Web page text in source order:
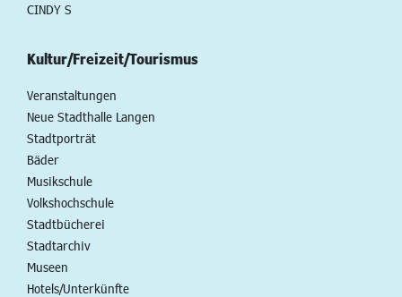
CINDY S
Kultur/Freizeit/Tourismus
Veranstaltungen
Neue Stadthalle Langen
Stadtporträt
Bäder
Musikschule
Volkshochschule
Stadtbücherei
Stadtarchiv
Museen
Hotels/Unterkünfte